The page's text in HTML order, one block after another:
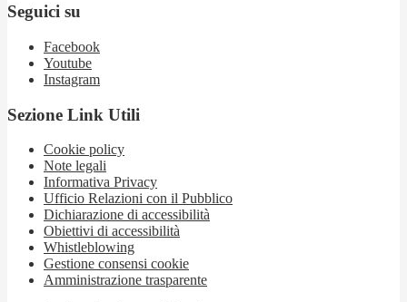
Seguici su
Facebook
Youtube
Instagram
Sezione Link Utili
Cookie policy
Note legali
Informativa Privacy
Ufficio Relazioni con il Pubblico
Dichiarazione di accessibilità
Obiettivi di accessibilità
Whistleblowing
Gestione consensi cookie
Amministrazione trasparente